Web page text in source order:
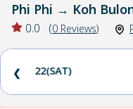
Phi Phi → Koh
0.0 (0 Reviews)
22(SAT)
❮